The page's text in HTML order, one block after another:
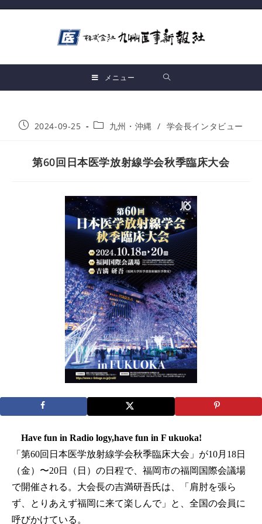
メニュー
2024-09-25 九州・沖縄 / 学会長インタビュー
第60回日本医学放射線学会秋季臨床大会
Have fun in Radio logy,have fun in F ukuoka!
「第60回日本医学放射線学会秋季臨床大会」が10月18日
（金）〜20日（日）の日程で、福岡市の福岡国際会議場
で開催される。大会長の吉満研吾氏は、「肩肘を張ら
ず、とりあえず福岡に来て楽しんで」と、全国の会員に
呼びかけている。